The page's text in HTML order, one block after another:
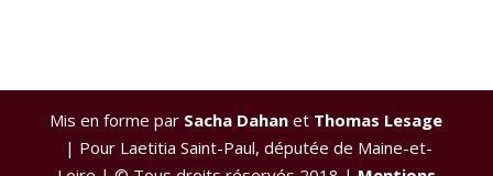
Mis en forme par Sacha Dahan et Thomas Lesage
| Pour Laetitia Saint-Paul, députée de Maine-et-